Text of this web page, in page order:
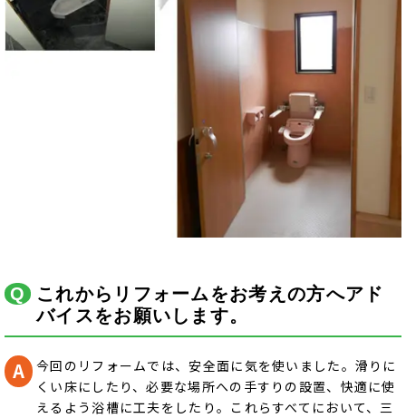
これからリフォームをお考えの方へアド
バイスをお願いします。
今回のリフォームでは、安全面に気を使いました。滑りに
くい床にしたり、必要な場所への手すりの設置、快適に使
えるよう浴槽に工夫をしたり。これらすべてにおいて、三